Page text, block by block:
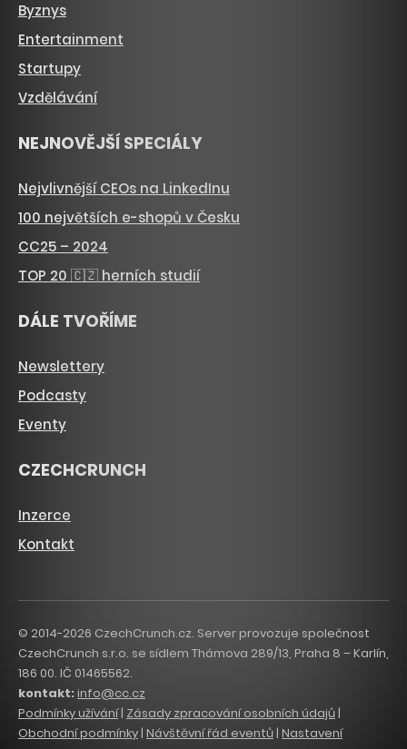
Byznys
Entertainment
Startupy
Vzdělávání
NEJNOVĚJŠÍ SPECIÁLY
Nejvlivnější CEOs na LinkedInu
100 největších e-shopů v Česku
CC25 – 2024
TOP 20 🇨🇿 herních studií
DÁLE TVOŘÍME
Newslettery
Podcasty
Eventy
CZECHCRUNCH
Inzerce
Kontakt
© 2014-2026 CzechCrunch.cz. Server provozuje společnost
CzechCrunch s.r.o. se sídlem Thámova 289/13, Praha 8 – Karlín,
186 00. IČ 01465562.
kontakt:info@cc.cz
Podmínky užívání| Zásady zpracování osobních údajů|
Obchodní podmínky| Návštěvní řád eventů | Nastavení